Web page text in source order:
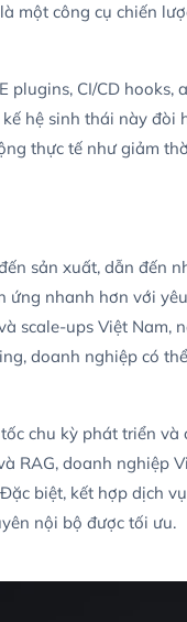
một công cụ chiến
CI/CD hooks,
hệ sinh thái này đòi
thực tế như giảm
sản xuất, dẫn đến
ứng nhanh hơn với
scale-ups Việt Nam,
doanh nghiệp có thể
chu kỳ phát triển và
RAG, doanh nghiệp
biệt, kết hợp dịch
nội bộ được tối ưu.